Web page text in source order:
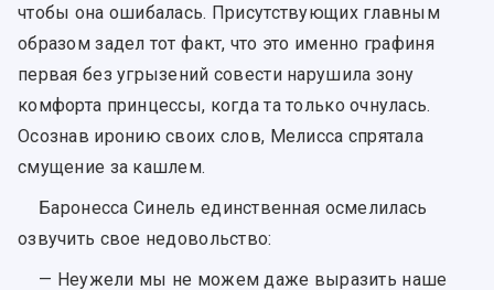
чтобы она ошибалась. Присутствующих главным
образом задел тот факт, что это именно графиня
первая без угрызений совести нарушила зону
комфорта принцессы, когда та только очнулась.
Осознав иронию своих слов, Мелисса спрятала
смущение за кашлем.
Баронесса Синель единственная осмелилась
озвучить свое недовольство:
— Неужели мы не можем даже выразить наше